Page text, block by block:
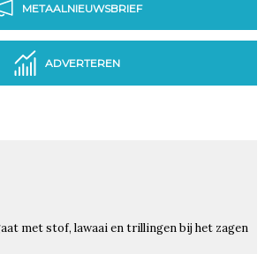
METAALNIEUWSBRIEF
ADVERTEREN
met stof, lawaai en trillingen bij het zagen